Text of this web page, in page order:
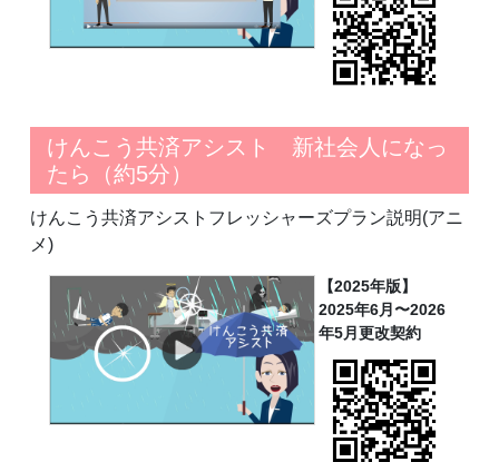
けんこう共済アシスト 新社会人になっ
たら（約5分）
けんこう共済アシストフレッシャーズプラン説明(アニ
メ)
【2025年版】
2025年6月〜2026
年5月更改契約